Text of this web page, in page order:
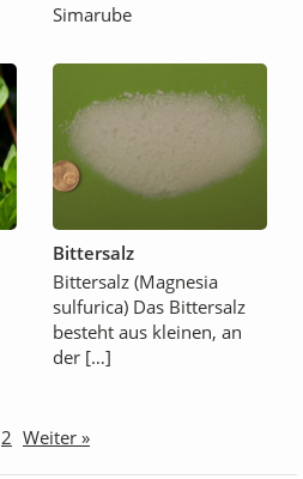
Simarube
Bittersalz
Bittersalz (Magnesia
sulfurica) Das Bittersalz
besteht aus kleinen, an
der […]
2 Weiter »